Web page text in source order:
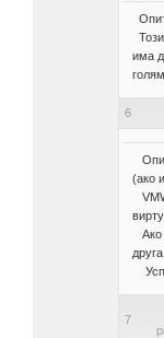
има
6
(ако
Ако
7